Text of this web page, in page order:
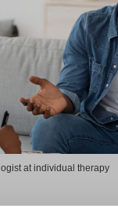
at individual therapy